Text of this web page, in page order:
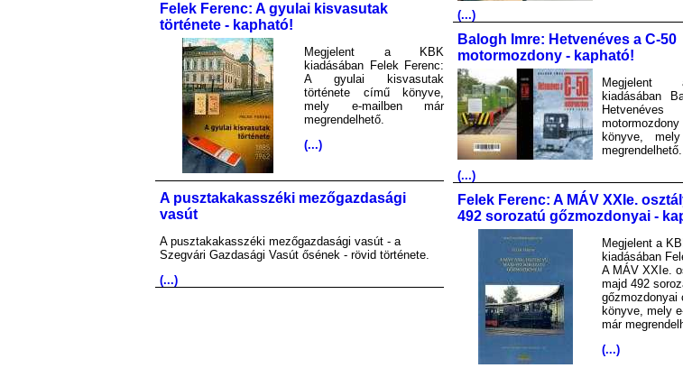
Felek Ferenc: A gyulai kisvasutak
története - kapható!
Megjelent a KBK
kiadásában Felek Ferenc:
A gyulai kisvasutak
története című könyve,
mely e-mailben már
megrendelhető.
(...)
A pusztakakasszéki mezőgazdasági
vasút
A pusztakakasszéki mezőgazdasági vasút - a
Szegvári Gazdasági Vasút ősének - rövid története.
(...)
(...)
Balogh Imre: Hetvenéves a C-50
motormozdony - kapható!
kiadásában
könyve,
megrendelhető.
(...)
Felek Ferenc: A MÁV XXIe.
492 sorozatú gőzmozdonyai -
Megjelent a
kiadásában
A MÁV XXIe.
majd 492
gőzmozdonyai
könyve, mely
már
(...)